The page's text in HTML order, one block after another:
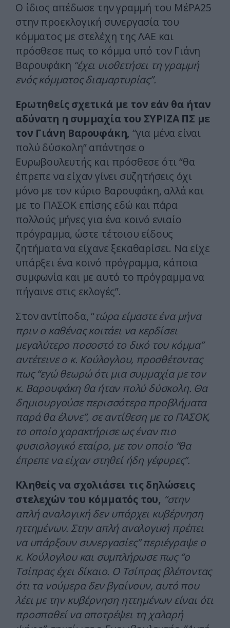
Ο ίδιος απέδωσε την γραμμή του ΜέΡΑ25
στην προεκλογική συνεργασία του
κόμματος με στελέχη της ΛΑΕ και
πρόσθεσε πως το κόμμα υπό τον Γιάνη
Βαρουφάκη “έχει υιοθετήσει τη γραμμή
ενός κόμματος διαμαρτυρίας”.
Ερωτηθείς σχετικά με τον εάν θα ήταν
αδύνατη η συμμαχία του ΣΥΡΙΖΑ ΠΣ με
τον Γιάνη Βαρουφάκη, “για μένα είναι
πολύ δύσκολη” απάντησε ο
Ευρωβουλευτής και πρόσθεσε ότι “θα
έπρεπε να είχαν γίνει συζητήσεις όχι
μόνο με τον κύριο Βαρουφάκη, αλλά και
με το ΠΑΣΟΚ επίσης εδώ και πάρα
πολλούς μήνες για ένα κοινό ενιαίο
πρόγραμμα, ώστε τέτοιου είδους
ζητήματα να είχανε ξεκαθαρίσει. Να είχε
υπάρξει ένα κοινό πρόγραμμα, κάποια
συμφωνία και με αυτό το πρόγραμμα να
πήγαινε στις εκλογές”.
Στον αντίποδα, “τώρα είμαστε ένα μήνα
πριν ο καθένας κοιτάει να κερδίσει
μεγαλύτερο ποσοστό το δικό του κόμμα”
αντέτεινε ο κ. Κούλογλου, προσθέτοντας
πως “εγώ θεωρώ ότι μια συμμαχία με τον
κ. Βαρουφάκη θα ήταν πολύ δύσκολη. Θα
δημιουργούσε περισσότερα προβλήματα
παρά θα έλυνε”, σε αντίθεση με το ΠΑΣΟΚ,
το οποίο χαρακτήρισε ως έναν πιο
φυσιολογικό εταίρο, με τον οποίο “θα
έπρεπε να είχαν στηθεί ήδη γέφυρες”.
Κληθείς να σχολιάσει τις δηλώσεις
στελεχών του κόμματός του, “στην
απλή αναλογική δεν υπάρχει κυβέρνηση
ηττημένων. Στην απλή αναλογική πρέπει
να υπάρξουν συνεργασίες” περιέγραψε ο
κ. Κούλογλου και συμπλήρωσε πως “ο
Τσίπρας έχει δίκαιο. Ο Τσίπρας βλέποντας
ότι τα νούμερα δεν βγαίνουν, αυτό που
λέει με την κυβέρνηση ηττημένων είναι ότι
προσπαθεί να αποτρέψει τη χαλαρή